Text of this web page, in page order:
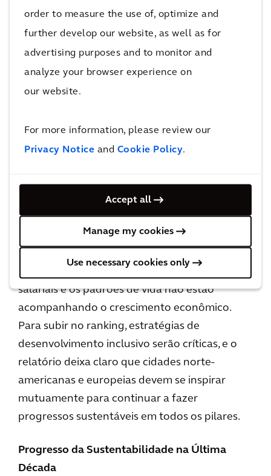
order to measure the use of, optimize and
further develop our website, as well as for
advertising purposes and to monitor and
analyze your browser experience on
our website.
For more information, please review our
Privacy Notice and Cookie Policy.
Accept all
Manage my cookies
Use necessary cookies only
áreas verdes — tornando a cidade uma das
mais sustentáveis do mundo.
Estratégias de Desenvolvimento Inclusivo
Cidades norte-americanas dominam o pilar
Nova York e Seattle aparecem no top 10 para
Lucro, graças à facilidade de fazer negócios,
PIB per capita e taxas de emprego. No entanto,
enquanto essas cidades demonstram um
classificações gerais mostram como os níveis
salariais e os padrões de vida não estão
acompanhando o crescimento econômico.
Para subir no ranking, estratégias de
desenvolvimento inclusivo serão críticas, e o
relatório deixa claro que cidades norte-
americanas e europeias devem se inspirar
mutuamente para continuar a fazer
progressos sustentáveis em todos os pilares.
Progresso da Sustentabilidade na Última
Década